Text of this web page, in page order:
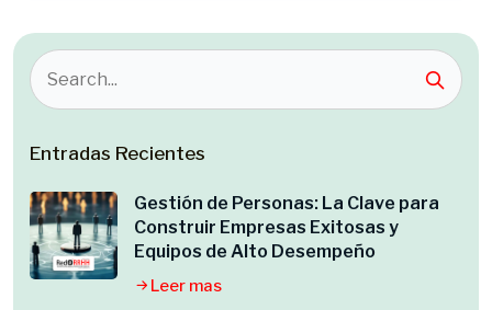
Entradas Recientes
Gestión de Personas: La Clave para
Construir Empresas Exitosas y
Equipos de Alto Desempeño
Leer mas